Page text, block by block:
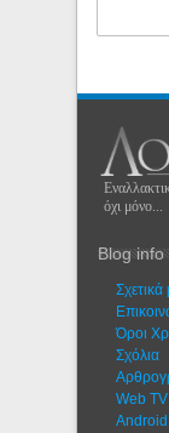
όχι μόνο...
Blog info
Σχετικά
Όροι
Σχόλια
Web TV